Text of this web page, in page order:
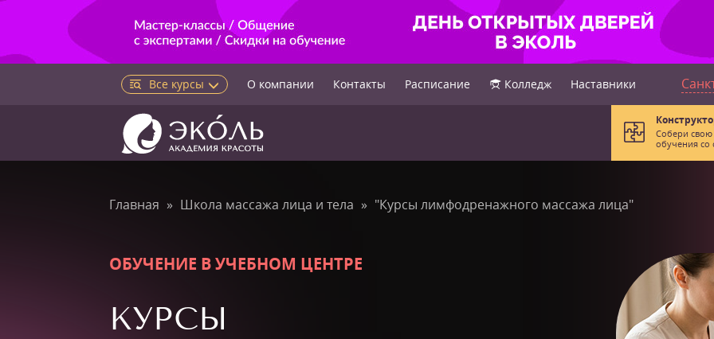
Все курсы О компании Контакты Расписание Колледж Наставники
Собери
обучения со
Главная Школа массажа лица и тела "Курсы лимфодренажного массажа лица"
ОБУЧЕНИЕ В УЧЕБНОМ ЦЕНТРЕ
КУРСЫ